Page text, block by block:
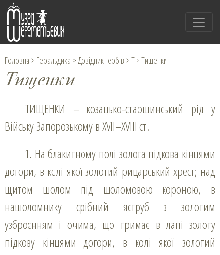
Головна > Геральдика >Довідник гербів >Т>Тищенки
Тищенки
ТИЩЕНКИ – козацько-старшинський рід у
Війську Запорозькому в XVІI–XVІII ст.
1. На блакитному полі золота підкова кінцями
догори, в колі якої золотий рицарський хрест; над
щитом шолом під шоломовою короною, в
нашоломнику срібний яструб з золотим
узброєнням і очима, що тримає в лапі золоту
підкову кінцями догори, в колі якої золотий